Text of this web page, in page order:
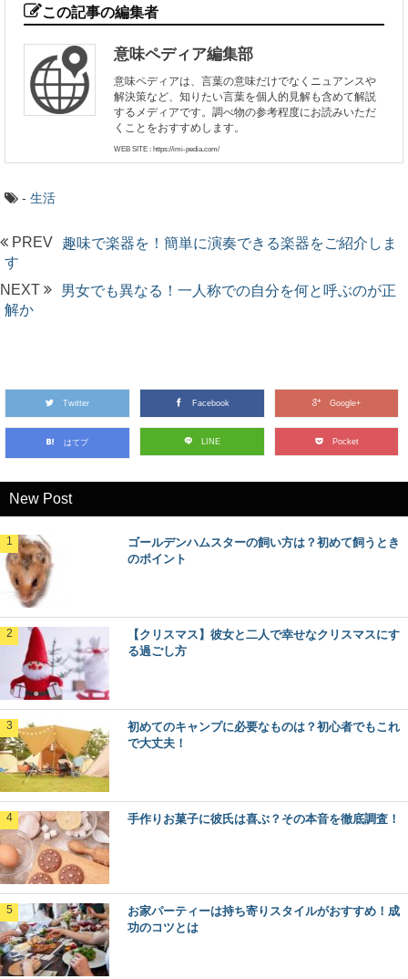
この記事の編集者
意味ペディア編集部
意味ペディアは、言葉の意味だけでなくニュアンスや
解決策など、知りたい言葉を個人的見解も含めて解説
するメディアです。調べ物の参考程度にお読みいただ
くことをおすすめします。
WEB SITE : https://imi-pedia.com/
- 生活
PREV
趣味で楽器を！簡単に演奏できる楽器をご紹介しま
す
NEXT
男女でも異なる！一人称での自分を何と呼ぶのが正
解か
Twitter Facebook Google+
はてブ LINE Pocket
New Post
ゴールデンハムスターの飼い方は？初めて飼うとき
のポイント
【クリスマス】彼女と二人で幸せなクリスマスにす
る過ごし方
初めてのキャンプに必要なものは？初心者でもこれ
で大丈夫！
手作りお菓子に彼氏は喜ぶ？その本音を徹底調査！
お家パーティーは持ち寄りスタイルがおすすめ！成
功のコツとは